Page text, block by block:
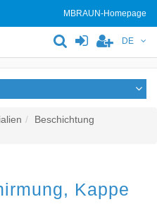
MBRAUN-Homepage
DE
Beschichtung
Kappe